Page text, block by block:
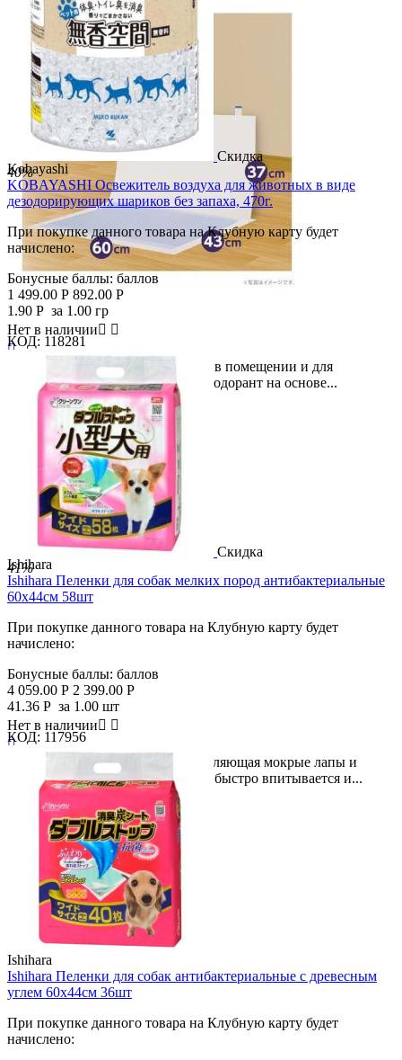
Скидка
15%
Скидка
40%
Kobayashi
KOBAYASHI Освежитель воздуха для животных в виде
дезодорирующих шариков без запаха, 470г.
При покупке данного товара на Клубную карту будет
начислено:
Бонусные баллы: баллов
1 499.00 Р 892.00 Р
1.90 Р за 1.00 гр
Нет в наличии 

Применение: Для использования в помещении и для
домашних животных Состав: Дезодорант на основе...
КОД: 118281
Скидка
41%
Ishihara
Ishihara Пеленки для собак мелких пород антибактериальные
60х44см 58шт
При покупке данного товара на Клубную карту будет
начислено:
Бонусные баллы: баллов
4 059.00 Р 2 399.00 Р
41.36 Р за 1.00 шт
Нет в наличии 

Пеленка для мелких собак, подавляющая мокрые лапы и
запахи. Двойная структура листа быстро впитывается и...
КОД: 117956
Ishihara
Ishihara Пеленки для собак антибактериальные с древесным
углем 60х44см 36шт
При покупке данного товара на Клубную карту будет
начислено: